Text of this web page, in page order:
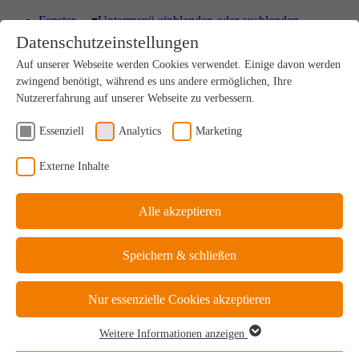
Fenster ▾Untermenü einblenden oder ausblenden
HOLZ
Einzigartig nachhaltiges Naturprodukt
HOLZ-ALU
Drinnen Natur, außen perfekter Schutz
KUNSTSTOFF
KUNSTSTOFF-ALU
Datenschutzeinstellungen
Auf unserer Webseite werden Cookies verwendet. Einige davon werden
zwingend benötigt, während es uns andere ermöglichen, Ihre
Nutzererfahrung auf unserer Webseite zu verbessern.
Essenziell Analytics Marketing
Externe Inhalte
Alle akzeptieren
Speichern & schließen
Nur essenzielle Cookies akzeptieren
Weitere Informationen anzeigen